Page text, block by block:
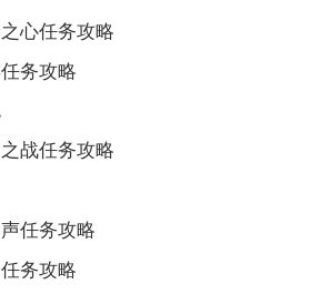
心任务攻略
务攻略
战任务攻略
任务攻略
务攻略